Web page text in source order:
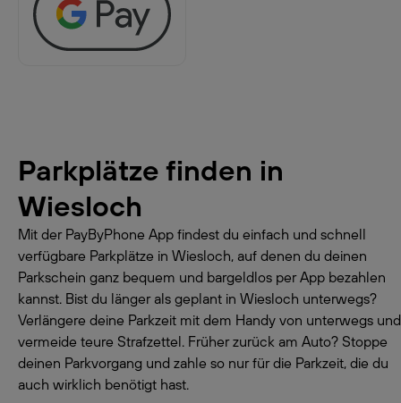
Parkplätze finden in
Wiesloch
Mit der PayByPhone App findest du einfach und schnell
verfügbare Parkplätze in Wiesloch, auf denen du deinen
Parkschein ganz bequem und bargeldlos per App bezahlen
kannst. Bist du länger als geplant in Wiesloch unterwegs?
Verlängere deine Parkzeit mit dem Handy von unterwegs und
vermeide teure Strafzettel. Früher zurück am Auto? Stoppe
deinen Parkvorgang und zahle so nur für die Parkzeit, die du
auch wirklich benötigt hast.